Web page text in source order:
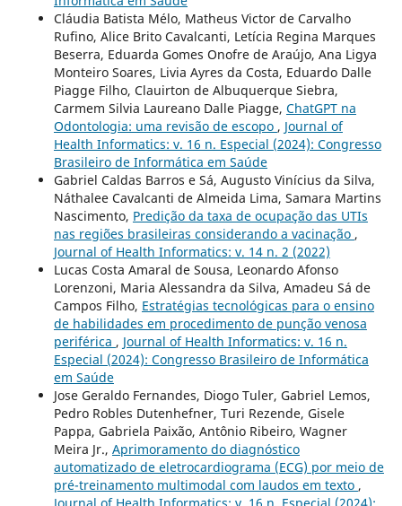
Cláudia Batista Mélo, Matheus Victor de Carvalho
Rufino, Alice Brito Cavalcanti, Letícia Regina Marques
Beserra, Eduarda Gomes Onofre de Araújo, Ana Ligya
Monteiro Soares, Livia Ayres da Costa, Eduardo Dalle
Piagge Filho, Clauirton de Albuquerque Siebra,
Carmem Silvia Laureano Dalle Piagge, ChatGPT na
Odontologia: uma revisão de escopo , Journal of
Health Informatics: v. 16 n. Especial (2024): Congresso
Brasileiro de Informática em Saúde
Gabriel Caldas Barros e Sá, Augusto Vinícius da Silva,
Náthalee Cavalcanti de Almeida Lima, Samara Martins
Nascimento, Predição da taxa de ocupação das UTIs
nas regiões brasileiras considerando a vacinação ,
Journal of Health Informatics: v. 14 n. 2 (2022)
Lucas Costa Amaral de Sousa, Leonardo Afonso
Lorenzoni, Maria Alessandra da Silva, Amadeu Sá de
Campos Filho, Estratégias tecnológicas para o ensino
de habilidades em procedimento de punção venosa
periférica , Journal of Health Informatics: v. 16 n.
Especial (2024): Congresso Brasileiro de Informática
em Saúde
Jose Geraldo Fernandes, Diogo Tuler, Gabriel Lemos,
Pedro Robles Dutenhefner, Turi Rezende, Gisele
Pappa, Gabriela Paixão, Antônio Ribeiro, Wagner
Meira Jr., Aprimoramento do diagnóstico
automatizado de eletrocardiograma (ECG) por meio de
pré-treinamento multimodal com laudos em texto ,